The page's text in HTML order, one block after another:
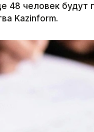
48 человек будут
Kazinform.